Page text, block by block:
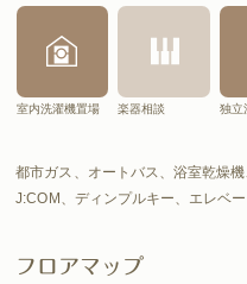
室内洗濯機置場 楽器相談 独立
都市ガス、オートバス、浴室乾燥
J:COM、ディンプルキー、エレベ
フロアマップ